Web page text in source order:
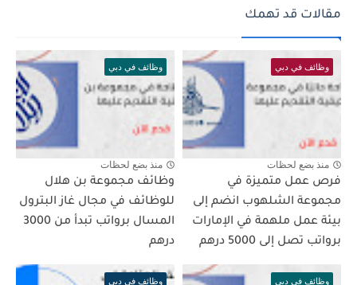
مقالات قد تهمك
وظائف في دبي
منذ بضع لحظات
فرص عمل متميزة في
مجموعة الشلهوب انضم إلى
بيئة عمل ملهمة في الإمارات
برواتب تصل إلى 5000 درهم
وظائف في دبي
منذ بضع لحظات
وظائف مجموعة بن هلال
للوظائف في مجال غاز البترول
المسال برواتب تبدأ من 3000
درهم
وظائف في دبي وظائف في دبي